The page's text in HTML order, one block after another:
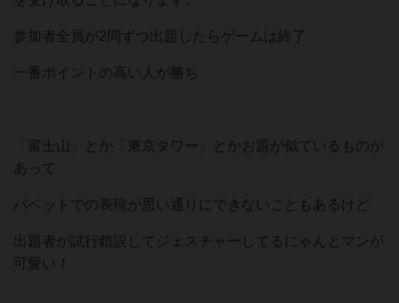
参加者全員が2問ずつ出題したらゲームは終了
一番ポイントの高い人が勝ち
「富士山」とか「東京タワー」とかお題が似ているものが
あって
パペットでの表現が思い通りにできないこともあるけど
出題者が試行錯誤してジェスチャーしてるにゃんとマンが
可愛い！